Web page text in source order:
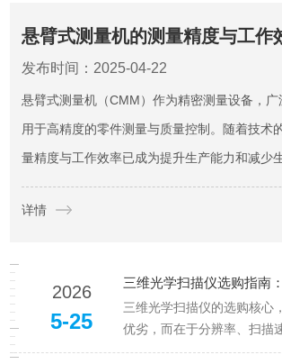
悬臂式测量机的测量精度与工作
发布时间：2025-04-22
悬臂式测量机（CMM）作为精密测量设备，广
用于高精度的零件测量与质量控制。随着技术
量精度与工作效率已成为提升生产能力和减少
本文探讨了悬臂式测量机的测量精度与工作效
一、提高测量精度的策略1.定期校准与维护：
详情
2026
5-25
三维光学扫描仪的选购核心
优劣，而在于分辨率、扫描
理适配与动态平衡。三类参